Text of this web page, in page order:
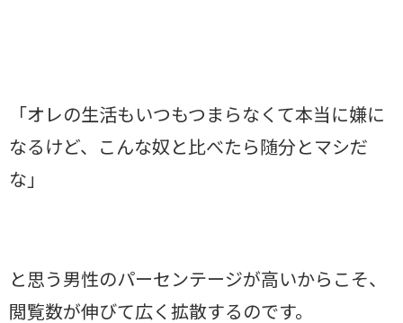
「オレの生活もいつもつまらなくて本当に嫌に
なるけど、こんな奴と比べたら随分とマシだ
な」
と思う男性のパーセンテージが高いからこそ、
閲覧数が伸びて広く拡散するのです。